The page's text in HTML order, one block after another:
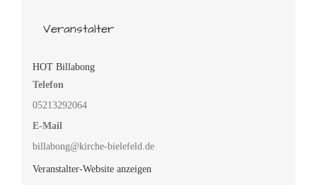
Veranstalter
HOT Billabong
Telefon
05213292064
E-Mail
billabong@kirche-bielefeld.de
Veranstalter-Website anzeigen